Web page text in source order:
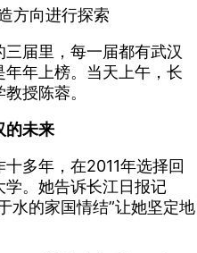
方向进行探索
届里，每一届都有武汉
年上榜。当天上午，长
授陈蓉。
的未来
多年，在2011年选择回
。她告诉长江日报记
水的家国情结”让她坚定地